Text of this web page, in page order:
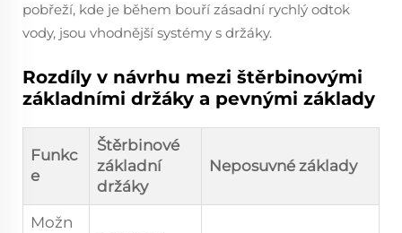
pobřeží, kde je během bouří zásadní rychlý odtok
vody, jsou vhodnější systémy s držáky.
Rozdíly v návrhu mezi štěrbinovými
základními držáky a pevnými základy
Funkc
e
Štěrbinové
základní
držáky
Neposuvné základy
Možn